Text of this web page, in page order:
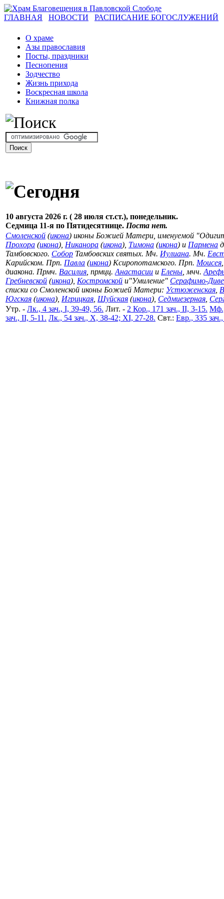
ГЛАВНАЯ НОВОСТИ РАСПИСАНИЕ БОГОСЛУЖЕНИЙ
О храме
Азы православия
Посты, праздники
Песнопения
Зодчество
Жизнь прихода
Воскресная школа
Книжная полка
10 августа 2026 г. ( 28 июля ст.ст.), понедельник.
Седмица 11-я по Пятидесятнице. Поста нет.
Смоленской (икона) иконы Божией Матери, именуемой
Прохора (икона), Никанора (икона), Тимона (икона) и Пармена
Тамбовского. Собор Тамбовских святых. Мч. Иулиана. Мч.
Карийском. Прп. Павла (икона) Ксиропотамского. Прп. Моисея
диакона. Прмч. Василия , прмцц. Анастасии и Елены , мчч.
Гребневской (икона), Костромской и"Умиление" Серафимо-
списки со Смоленской иконы Божией Матери: Устюженская
Югская (икона), Игрицкая Шуйская (икона), Седмиезерная
Утр. - Лк., 4 зач., I, 39-49, 56. Лит. - 2 Кор., 171 зач., II, 3-15. Мф.,
зач., II, 5-11. Лк., 54 зач., X, 38-42; XI, 27-28. Свт.: Евр., 335